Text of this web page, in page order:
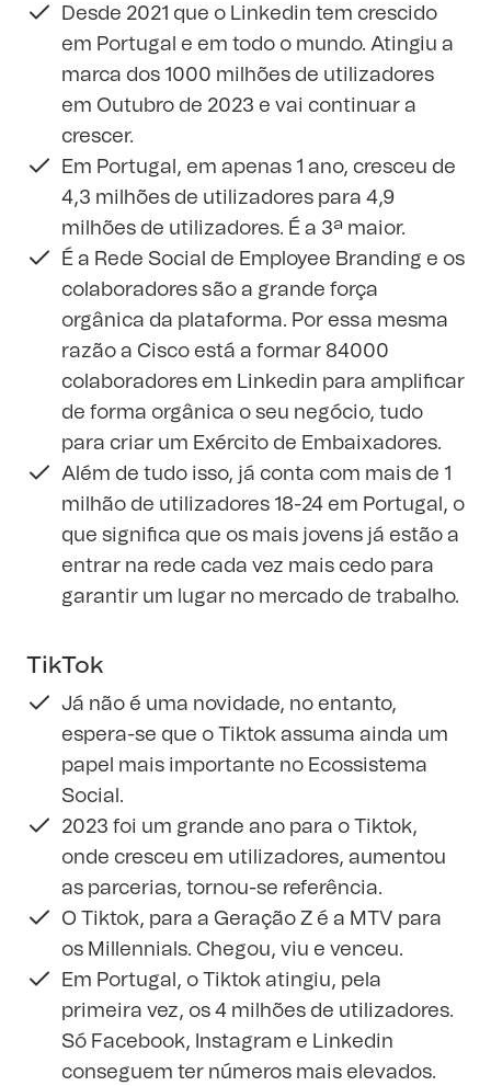
Desde 2021 que o Linkedin tem crescido
em Portugal e em todo o mundo. Atingiu a
marca dos 1000 milhões de utilizadores
em Outubro de 2023 e vai continuar a
crescer.
Em Portugal, em apenas 1 ano, cresceu de
4,3 milhões de utilizadores para 4,9
milhões de utilizadores. É a 3ª maior.
É a Rede Social de Employee Branding e os
colaboradores são a grande força
orgânica da plataforma. Por essa mesma
razão a Cisco está a formar 84000
colaboradores em Linkedin para amplificar
de forma orgânica o seu negócio, tudo
para criar um Exército de Embaixadores.
Além de tudo isso, já conta com mais de 1
milhão de utilizadores 18-24 em Portugal, o
que significa que os mais jovens já estão a
entrar na rede cada vez mais cedo para
garantir um lugar no mercado de trabalho.
TikTok
Já não é uma novidade, no entanto,
espera-se que o Tiktok assuma ainda um
papel mais importante no Ecossistema
Social.
2023 foi um grande ano para o Tiktok,
onde cresceu em utilizadores, aumentou
as parcerias, tornou-se referência.
O Tiktok, para a Geração Z é a MTV para
os Millennials. Chegou, viu e venceu.
Em Portugal, o Tiktok atingiu, pela
primeira vez, os 4 milhões de utilizadores.
Só Facebook, Instagram e Linkedin
conseguem ter números mais elevados.